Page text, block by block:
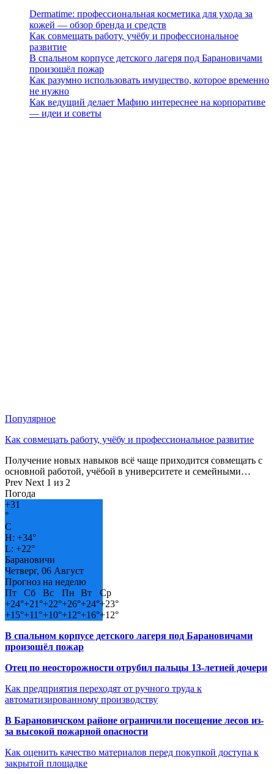
Dermatime: профессиональная косметика для ухода за
кожей — обзор бренда и средств
Как совмещать работу, учёбу и профессиональное
развитие
В спальном корпусе детского лагеря под Барановичами
произошёл пожар
Как разумно использовать имущество, которое временно
не нужно
Как ведущий делает Мафию интереснее на корпоративе
— идеи и советы
Популярное
Как совмещать работу, учёбу и профессиональное развитие
Получение новых навыков всё чаще приходится совмещать с
основной работой, учёбой в университете и семейными…
Prev Next 1 из 2
Погода
+31
°
C
H: +34°
L: +22°
Барановичи
Четверг, 06 Август
Прогноз на неделю
Пт
Сб Вс Пн Вт
Ср
+24°+21°+22°+26°+24°+23°
+15°+11°+10°+12°+16°+12°
В спальном корпусе детского лагеря под Барановичами
произошёл пожар
Отец по неосторожности отрубил пальцы 13-летней дочери
Как предприятия переходят от ручного труда к
автоматизированному производству
В Барановичском районе ограничили посещение лесов из-
за высокой пожарной опасности
Как оценить качество материалов перед покупкой доступа к
закрытой площадке